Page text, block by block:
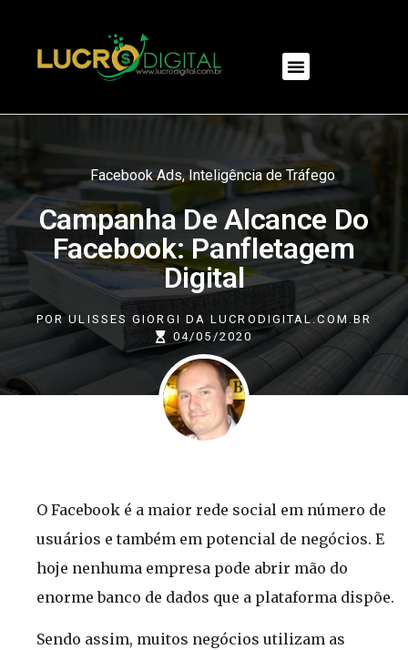
Facebook Ads,Inteligência de Tráfego
Campanha De Alcance Do
Facebook: Panfletagem
Digital
POR ULISSES GIORGI DA LUCRODIGITAL.COM.BR
04/05/2020
O Facebook é a maior rede social em número de
usuários e também em potencial de negócios. E
hoje nenhuma empresa pode abrir mão do
enorme banco de dados que a plataforma dispõe.
Sendo assim, muitos negócios utilizam as